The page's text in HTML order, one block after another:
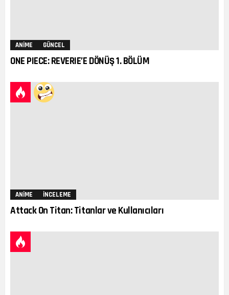
ANIME GÜNCEL
ONE PIECE: REVERIE’E DÖNÜŞ 1. BÖLÜM
ANIME İNCELEME
Attack On Titan: Titanlar ve Kullanıcıları